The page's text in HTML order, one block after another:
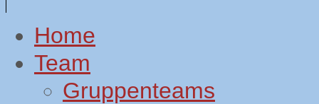
Home
Team
Gruppenteams